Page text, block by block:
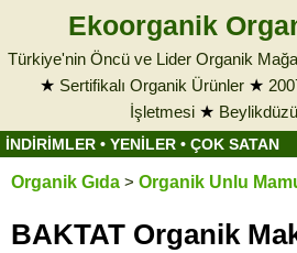
Ekoorganik
Türkiye'nin Öncü ve Lider Organik
★ Sertifikalı Organik Ürünler★
İşletmesi ★
İNDİRİMLER • YENİLER • ÇOK SATAN
Organik Gıda > Organik Unlu
BAKTAT Organik